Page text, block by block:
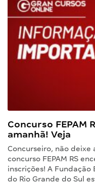
Concurso FEPAM
amanhã! Veja
Concurseiro, não deixe
concurso FEPAM RS
inscrições! A
do Rio Grande do Sul